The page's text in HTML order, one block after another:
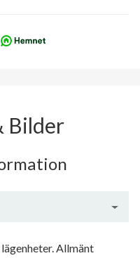
Bilder
Allmänt